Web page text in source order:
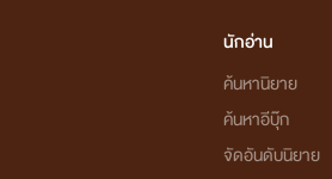
นักอ่าน
ค้นหานิยาย
ค้นหาอีบุ๊ก
จัดอันดับนิยาย